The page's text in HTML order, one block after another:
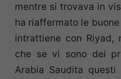
mentre si trovava in
ha riaffermato le
intrattiene con Riyad,
che se vi sono dei
Arabia Saudita questi